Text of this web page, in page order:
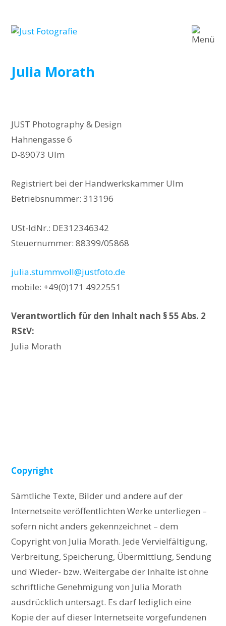
Julia Morath
JUST Photography & Design
Hahnengasse 6
D-89073 Ulm
Registriert bei der Handwerkskammer Ulm
Betriebsnummer: 313196
USt-IdNr.: DE312346342
Steuernummer: 88399/05868
julia.stummvoll@justfoto.de
mobile: +49(0)171 4922551
Verantwortlich für den Inhalt nach § 55 Abs. 2
RStV:
Julia Morath
Copyright
Sämtliche Texte, Bilder und andere auf der
Internetseite veröffentlichten Werke unterliegen –
sofern nicht anders gekennzeichnet – dem
Copyright von Julia Morath. Jede Vervielfältigung,
Verbreitung, Speicherung, Übermittlung, Sendung
und Wieder- bzw. Weitergabe der Inhalte ist ohne
schriftliche Genehmigung von Julia Morath
ausdrücklich untersagt. Es darf lediglich eine
Kopie der auf dieser Internetseite vorgefundenen